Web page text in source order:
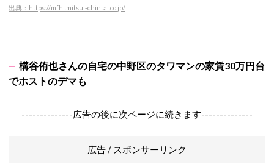
出典：https://mfhl.mitsui-chintai.co.jp/
構谷侑也さんの自宅の中野区のタワマンの家賃30万円台
でホストのデマも
--------------広告の後に次ページに続きます--------------
広告 / スポンサーリンク